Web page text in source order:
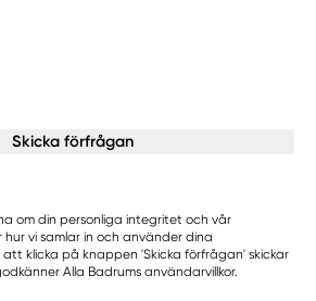
Skicka förfrågan
om din personliga integritet och vår
vi samlar in och använder dina
klicka på knappen 'Skicka förfrågan' skickar
Alla Badrums användarvillkor.